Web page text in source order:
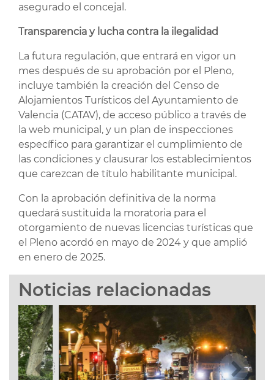
asegurado el concejal.
Transparencia y lucha contra la ilegalidad
La futura regulación, que entrará en vigor un
mes después de su aprobación por el Pleno,
incluye también la creación del Censo de
Alojamientos Turísticos del Ayuntamiento de
Valencia (CATAV), de acceso público a través de
la web municipal, y un plan de inspecciones
específico para garantizar el cumplimiento de
las condiciones y clausurar los establecimientos
que carezcan de título habilitante municipal.
Con la aprobación definitiva de la norma
quedará sustituida la moratoria para el
otorgamiento de nuevas licencias turísticas que
el Pleno acordó en mayo de 2024 y que amplió
en enero de 2025.
Noticias relacionadas